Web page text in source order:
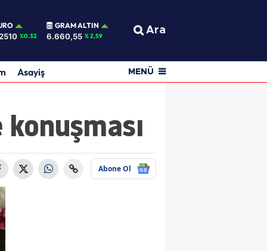
%0.32
GRAM ALTIN
6.660,55 % 2,59 Ara
Asayiş MENÜ
Abone Ol